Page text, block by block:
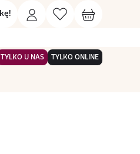
TYLKO U NAS TYLKO ONLINE